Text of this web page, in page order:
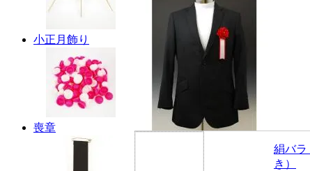
小正月飾り
喪章
絹バラ
き）